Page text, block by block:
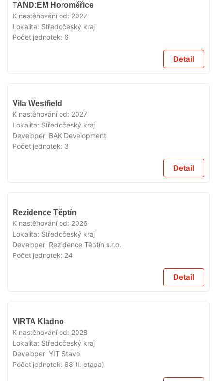
TAND:EM Horoměřice
K nastěhování od: 2027
Lokalita: Středočeský kraj
Počet jednotek: 6
Detail
Vila Westfield
K nastěhování od: 2027
Lokalita: Středočeský kraj
Developer: BAK Development
Počet jednotek: 3
Detail
Rezidence Těptín
K nastěhování od: 2026
Lokalita: Středočeský kraj
Developer: Rezidence Těptín s.r.o.
Počet jednotek: 24
Detail
VIRTA Kladno
K nastěhování od: 2028
Lokalita: Středočeský kraj
Developer: YIT Stavo
Počet jednotek: 68 (I. etapa)